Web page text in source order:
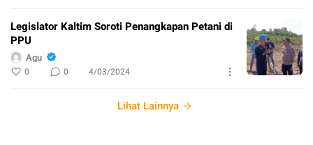
Legislator Kaltim Soroti Penangkapan Petani di
PPU
Agu
0 0 4/03/2024
Lihat Lainnya